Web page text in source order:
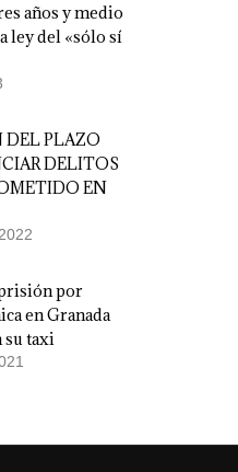
años y medio
ley del «sólo sí
PLAZO
DELITOS
EN
por
en Granada
su taxi